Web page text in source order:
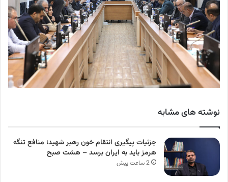
نوشته های مشابه
جزئیات پیگیری انتقام خون رهبر شهید؛ منافع تنگه
هرمز باید به ایران برسد – هشت صبح
2 ساعت پیش